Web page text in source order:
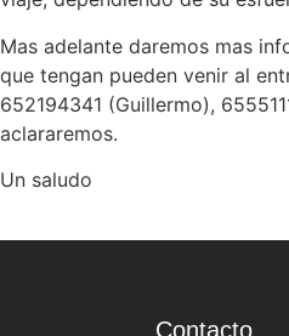
Mas adelante daremos mas
que tengan pueden venir al
652194341 (Guillermo),
aclararemos.
Un saludo
Contacto